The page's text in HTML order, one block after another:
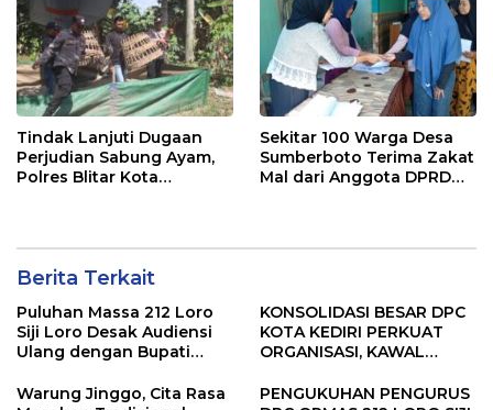
Pemkab Banyuwangi
Bertindak Tegas
Tindak Lanjuti Dugaan
Perjudian Sabung Ayam,
Polres Blitar Kota
Sekitar 100 Warga Desa
Sumberboto Terima Zakat
Mal dari Anggota DPRD
Berita Terkait
Puluhan Massa 212 Loro
Siji Loro Desak Audiensi
Ulang dengan Bupati
hingga Polusi Tambang
KONSOLIDASI BESAR DPC
KOTA KEDIRI PERKUAT
ORGANISASI, KAWAL
DAN SIAP MENJADI RUMAH
Warung Jinggo, Cita Rasa
PENGUKUHAN PENGURUS